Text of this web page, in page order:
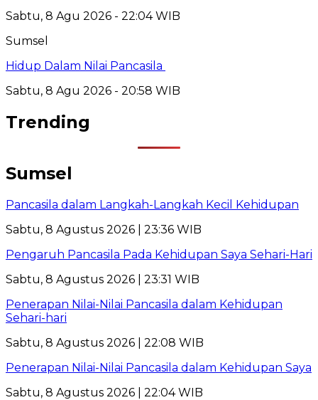
Sabtu, 8 Agu 2026 - 22:04 WIB
Sumsel
Hidup Dalam Nilai Pancasila
Sabtu, 8 Agu 2026 - 20:58 WIB
Trending
Sumsel
Pancasila dalam Langkah-Langkah Kecil Kehidupan
Sabtu, 8 Agustus 2026 | 23:36 WIB
Pengaruh Pancasila Pada Kehidupan Saya Sehari-Hari
Sabtu, 8 Agustus 2026 | 23:31 WIB
Penerapan Nilai-Nilai Pancasila dalam Kehidupan
Sehari-hari
Sabtu, 8 Agustus 2026 | 22:08 WIB
Penerapan Nilai-Nilai Pancasila dalam Kehidupan Saya
Sabtu, 8 Agustus 2026 | 22:04 WIB